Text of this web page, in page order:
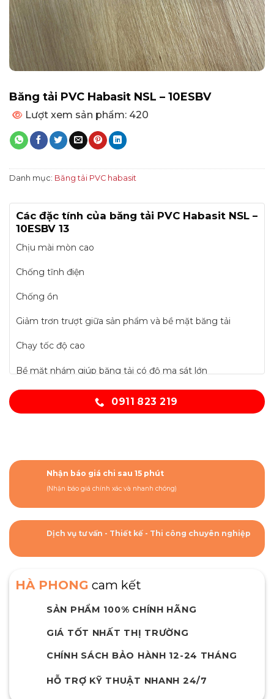
Băng tải PVC Habasit NSL – 10ESBV
Lượt xem sản phẩm: 420
Danh mục: Băng tải PVC habasit
Các đặc tính của băng tải PVC Habasit NSL –
10ESBV 13
Chịu mài mòn cao
Chống tĩnh điện
Chống ồn
Giảm trơn trượt giữa sản phẩm và bề mặt băng tải
Chạy tốc độ cao
Bề mặt nhám giúp băng tải có độ ma sát lớn
0911 823 219
Nhận báo giá chi sau 15 phút
(Nhận báo giá chính xác và nhanh chóng)
Dịch vụ tư vấn - Thiết kế - Thi công chuyên nghiệp
HÀ PHONG cam kết
SẢN PHẨM 100% CHÍNH HÃNG
GIÁ TỐT NHẤT THỊ TRƯỜNG
CHÍNH SÁCH BẢO HÀNH 12-24 THÁNG
HỖ TRỢ KỸ THUẬT NHANH 24/7